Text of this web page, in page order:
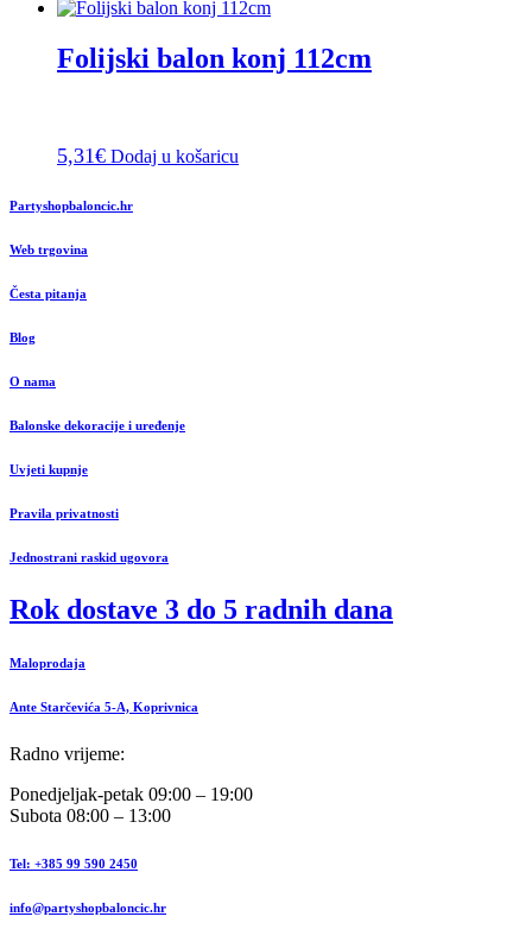
Folijski balon konj 112cm
5,31€ Dodaj u košaricu
Partyshopbaloncic.hr
Web trgovina
Česta pitanja
Blog
O nama
Balonske dekoracije i uređenje
Uvjeti kupnje
Pravila privatnosti
Jednostrani raskid ugovora
Rok dostave 3 do 5 radnih dana
Maloprodaja
Ante Starčevića 5-A, Koprivnica
Radno vrijeme:
Ponedjeljak-petak 09:00 – 19:00
Subota 08:00 – 13:00
Tel: +385 99 590 2450
info@partyshopbaloncic.hr